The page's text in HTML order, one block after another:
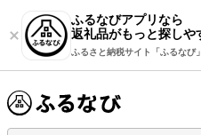
ふるなびアプリなら
返礼品がもっと探しや
ふるさと納税サイト「ふるなび」